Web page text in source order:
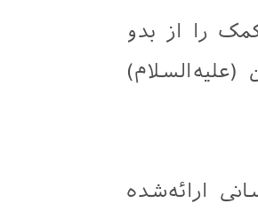
را از بدو
ارائه‌شده